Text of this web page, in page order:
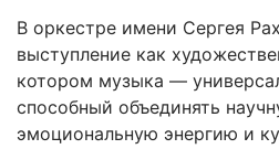
В оркестре имени Сергея
выступление как
котором музыка —
способный объединять
эмоциональную энергию и